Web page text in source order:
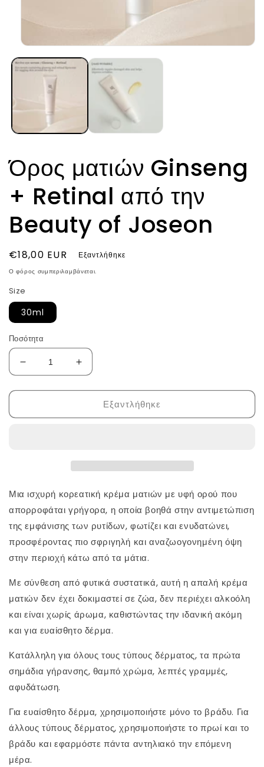
μέσου
1
βοηθητικό
παράθυρο
Όρος ματιών Ginseng
+ Retinal από την
Beauty of Joseon
Κανονική
τιμή
€18,00 EUR Εξαντλήθηκε
Ο φόρος συμπεριλαμβάνεται.
Size
30ml
Ποσότητα
Μείωση
ποσότητας
για
ματιών
Beauty
Joseon
Αύξηση
ποσότητας
για
ματιών
Beauty
Joseon
Εξαντλήθηκε
Μια ισχυρή κορεατική κρέμα ματιών με υφή ορού που
απορροφάται γρήγορα, η οποία βοηθά στην αντιμετώπιση
της εμφάνισης των ρυτίδων, φωτίζει και ενυδατώνει,
προσφέροντας πιο σφριγηλή και αναζωογονημένη όψη
στην περιοχή κάτω από τα μάτια.
Με σύνθεση από φυτικά συστατικά, αυτή η απαλή κρέμα
ματιών δεν έχει δοκιμαστεί σε ζώα, δεν περιέχει αλκοόλη
και είναι χωρίς άρωμα, καθιστώντας την ιδανική ακόμη
και για ευαίσθητο δέρμα.
Κατάλληλη για όλους τους τύπους δέρματος, τα πρώτα
σημάδια γήρανσης, θαμπό χρώμα, λεπτές γραμμές,
αφυδάτωση.
Για ευαίσθητο δέρμα, χρησιμοποιήστε μόνο το βράδυ. Για
άλλους τύπους δέρματος, χρησιμοποιήστε το πρωί και το
βράδυ και εφαρμόστε πάντα αντηλιακό την επόμενη
μέρα.